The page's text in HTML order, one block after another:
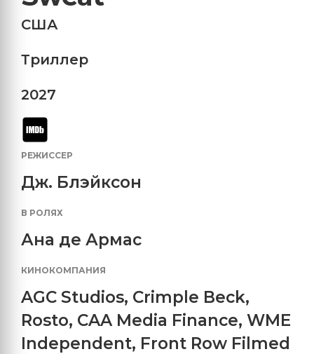
США
Триллер
2027
РЕЖИССЕР
Дж. Блэйксон
В РОЛЯХ
Ана де Армас
КИНОКОМПАНИЯ
AGC Studios, Crimple Beck,
Rosto, CAA Media Finance, WME
Independent, Front Row Filmed